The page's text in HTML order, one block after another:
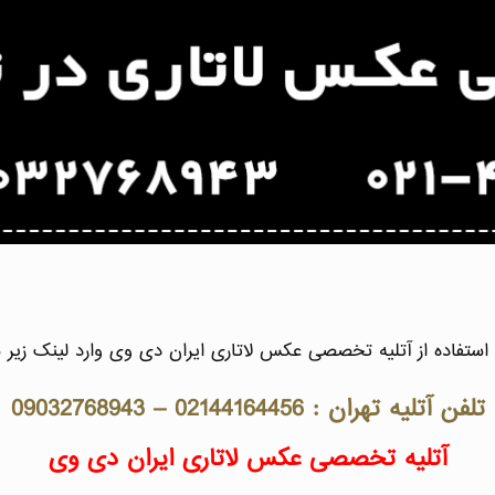
از آتلیه تخصصی عکس لاتاری ایران دی وی وارد لینک
تلفن آتلیه تهران : 02144164456 – 09032768943
آتلیه تخصصی عکس لاتاری ایران دی وی